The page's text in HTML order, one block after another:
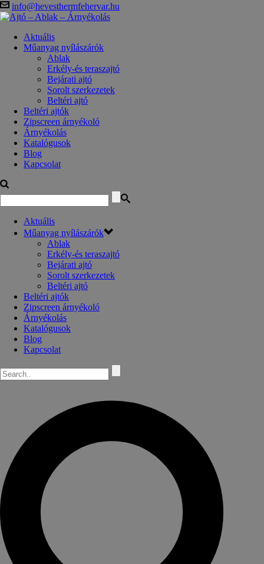
info@hevesthermfehervar.hu
Aktuális
Műanyag nyílászárók
Ablak
Erkély-és teraszajtó
Bejárati ajtó
Sorolt szerkezetek
Beltéri ajtó
Beltéri ajtók
Zipscreen árnyékoló
Árnyékolás
Katalógusok
Blog
Kapcsolat
Aktuális
Műanyag nyílászárók
Ablak
Erkély-és teraszajtó
Bejárati ajtó
Sorolt szerkezetek
Beltéri ajtó
Beltéri ajtók
Zipscreen árnyékoló
Árnyékolás
Katalógusok
Blog
Kapcsolat